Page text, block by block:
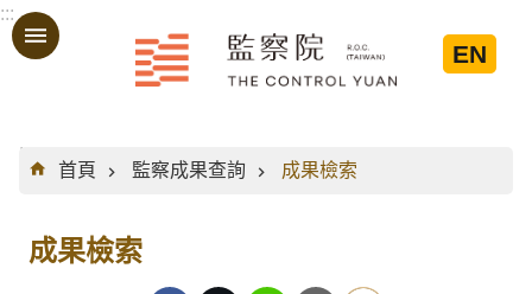
跳到主要內容區塊
:::
EN
:::
首頁
監察成果查詢 成果檢索
成果檢索